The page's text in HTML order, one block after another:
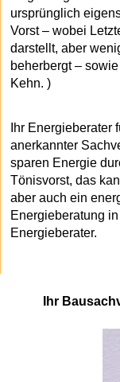
Ihr
ursprünglich
Vorst – wobei
darstellt, aber
beherbergt –
Kehn. )
Ihr Energieberater
anerkannter
sparen Energie
Tönisvorst, das
aber auch ein
Energieberatung
Energieberater.